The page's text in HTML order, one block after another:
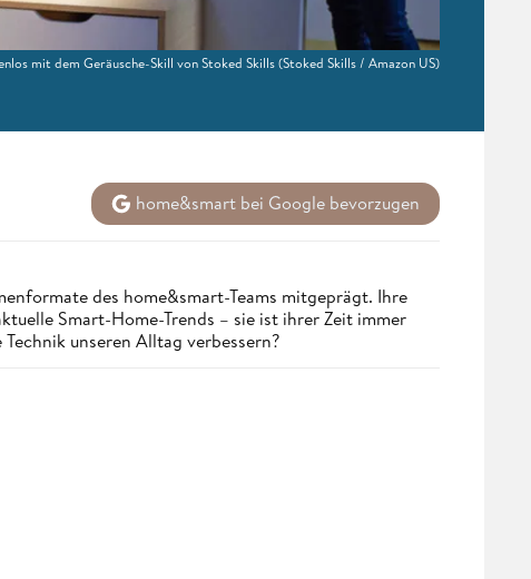
mit dem Geräusche-Skill von Stoked Skills(Stoked Skills / Amazon US)
home&smart bei Google bevorzugen
des home&smart-Teams mitgeprägt. Ihre
Smart-Home-Trends – sie ist ihrer Zeit immer
unseren Alltag verbessern?